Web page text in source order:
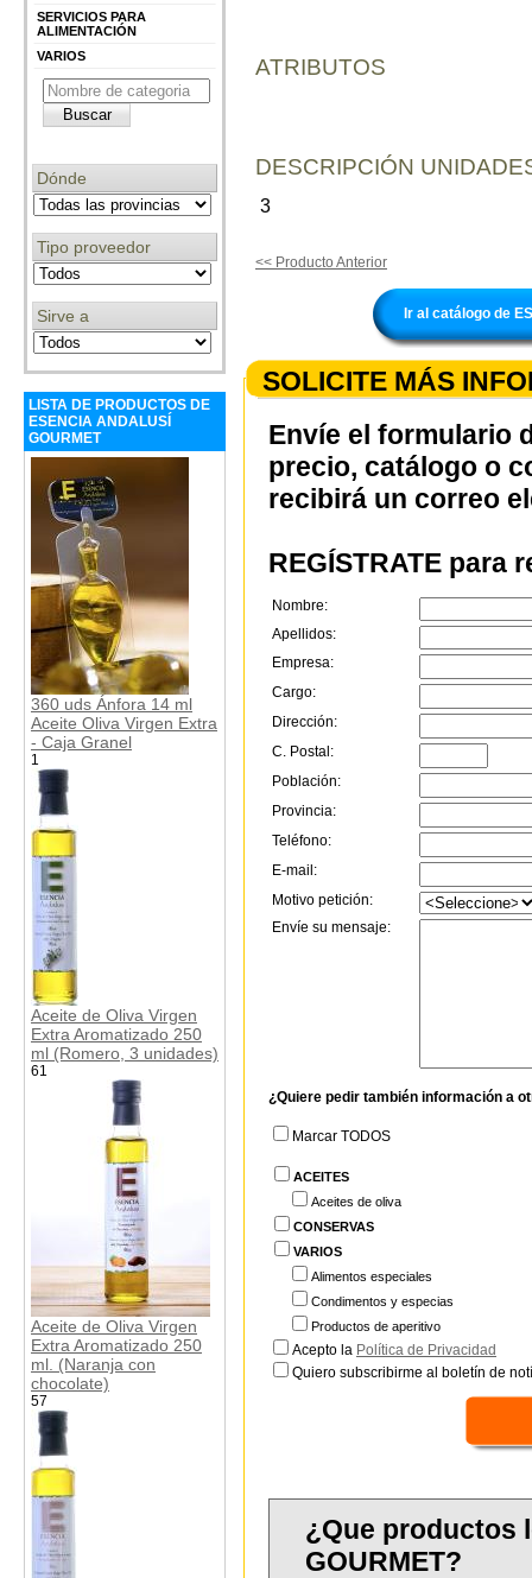
SERVICIOS PARA
ALIMENTACIÓN
VARIOS
Dónde
Tipo proveedor
Sirve a
LISTA DE PRODUCTOS DE
ESENCIA ANDALUSÍ
GOURMET
360 uds Ánfora 14 ml
Aceite Oliva Virgen Extra
- Caja Granel
1
Aceite de Oliva Virgen
Extra Aromatizado 250
ml (Romero, 3 unidades)
61
Aceite de Oliva Virgen
Extra Aromatizado 250
ml. (Naranja con
chocolate)
57
ATRIBUTOS
DESCRIPCIÓN
3
<< Producto Anterior
Ir al catálogo de
SOLICITE MÁS
Envíe el formulario
precio, catálogo o
recibirá un correo
REGÍSTRATE para
Nombre:
Apellidos:
Empresa:
Cargo:
Dirección:
C. Postal:
Población:
Provincia:
Teléfono:
E-mail:
Motivo petición:
Envíe su mensaje:
¿Quiere pedir también información a
Marcar TODOS
ACEITES
Aceites de oliva
CONSERVAS
VARIOS
Alimentos especiales
Condimentos y especias
Productos de aperitivo
Acepto la Política de Privacidad
Quiero subscribirme al boletín de
¿Que productos
GOURMET?